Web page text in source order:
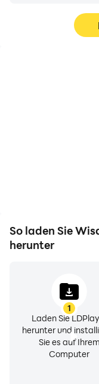
So laden Sie
herunter
1
Laden Sie
herunter und
Sie es auf Ihrem
Computer